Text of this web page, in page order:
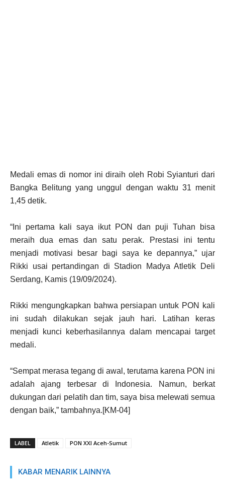
Medali emas di nomor ini diraih oleh Robi Syianturi dari
Bangka Belitung yang unggul dengan waktu 31 menit
1,45 detik.
“Ini pertama kali saya ikut PON dan puji Tuhan bisa
meraih dua emas dan satu perak. Prestasi ini tentu
menjadi motivasi besar bagi saya ke depannya,” ujar
Rikki usai pertandingan di Stadion Madya Atletik Deli
Serdang, Kamis (19/09/2024).
Rikki mengungkapkan bahwa persiapan untuk PON kali
ini sudah dilakukan sejak jauh hari. Latihan keras
menjadi kunci keberhasilannya dalam mencapai target
medali.
“Sempat merasa tegang di awal, terutama karena PON ini
adalah ajang terbesar di Indonesia. Namun, berkat
dukungan dari pelatih dan tim, saya bisa melewati semua
dengan baik,” tambahnya.[KM-04]
LABEL Atletik PON XXI Aceh-Sumut
KABAR MENARIK LAINNYA